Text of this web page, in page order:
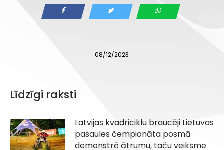
08/12/2023
Līdzīgi raksti
Latvijas kvadriciklu braucēji Lietuvas
pasaules čempionāta posmā
demonstrē ātrumu, taču veiksme